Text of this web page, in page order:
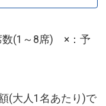
数(1～8席) ×：予
(大人1名あたり)で